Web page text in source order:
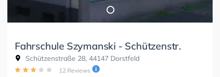
Fahrschule Szymanski - Schützenstr.
Schützenstraße 28, 44147 Dorstfeld
12 Reviews